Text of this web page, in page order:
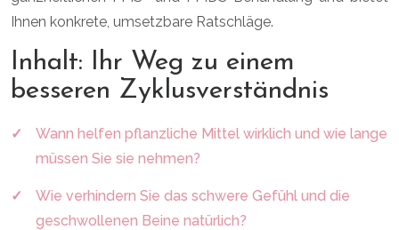
Ihnen konkrete, umsetzbare Ratschläge.
Inhalt: Ihr Weg zu einem
besseren Zyklusverständnis
Wann helfen pflanzliche Mittel wirklich und wie lange
müssen Sie sie nehmen?
Wie verhindern Sie das schwere Gefühl und die
geschwollenen Beine natürlich?